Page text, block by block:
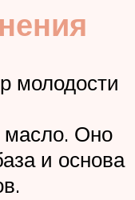
молодости
масло. Оно
и основа